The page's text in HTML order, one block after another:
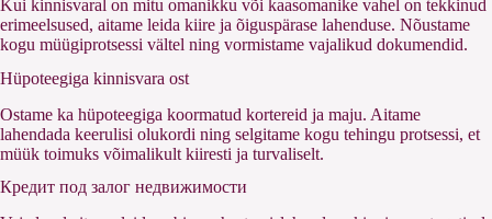
Kui kinnisvaral on mitu omanikku või kaasomanike vahel on tekkinud
erimeelsused, aitame leida kiire ja õiguspärase lahenduse. Nõustame
kogu müügiprotsessi vältel ning vormistame vajalikud dokumendid.
Hüpoteegiga kinnisvara ost
Ostame ka hüpoteegiga koormatud kortereid ja maju. Aitame
lahendada keerulisi olukordi ning selgitame kogu tehingu protsessi, et
müük toimuks võimalikult kiiresti ja turvaliselt.
Кредит под залог недвижимости